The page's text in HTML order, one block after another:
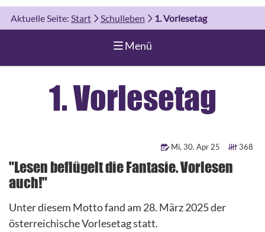
Aktuelle Seite: Start Schulleben 1. Vorlesetag
Navigation aufklappen
Menü
1. Vorlesetag
Mi, 30. Apr 25 368
"Lesen beflügelt die Fantasie. Vorlesen
auch!"
Unter diesem Motto fand am 28. März 2025 der
österreichische Vorlesetag statt.